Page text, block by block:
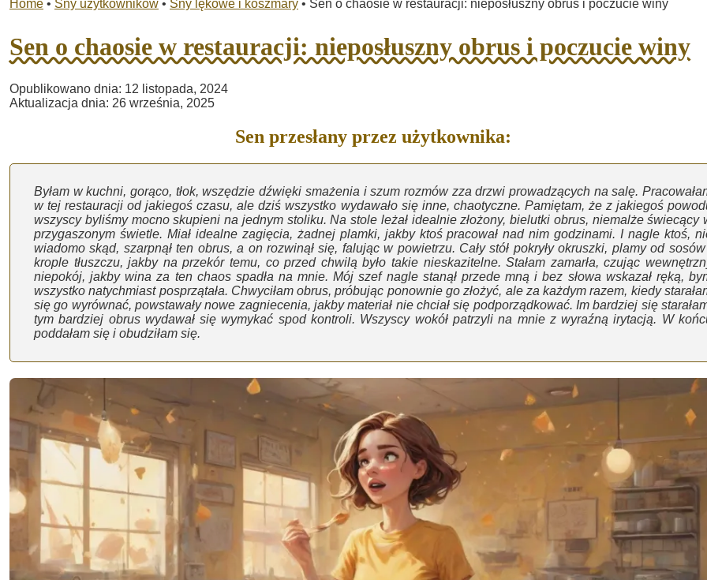
Home • Sny użytkowników • Sny lękowe i koszmary • Sen o chaosie w restauracji: nieposłuszny obrus i poczucie winy
Sen o chaosie w restauracji: nieposłuszny obrus i poczucie winy
Opublikowano dnia: 12 listopada, 2024
Aktualizacja dnia: 26 września, 2025
Sen przesłany przez użytkownika:
Byłam w kuchni, gorąco, tłok, wszędzie dźwięki smażenia i szum rozmów zza drzwi prowadzących na salę.
w tej restauracji od jakiegoś czasu, ale dziś wszystko wydawało się inne, chaotyczne. Pamiętam, że z jakiegoś
wszyscy byliśmy mocno skupieni na jednym stoliku. Na stole leżał idealnie złożony, bielutki obrus, niemalże świecący
przygaszonym świetle. Miał idealne zagięcia, żadnej plamki, jakby ktoś pracował nad nim godzinami. I nagle ktoś,
wiadomo skąd, szarpnął ten obrus, a on rozwinął się, falując w powietrzu. Cały stół pokryły okruszki, plamy od
krople tłuszczu, jakby na przekór temu, co przed chwilą było takie nieskazitelne. Stałam zamarła, czując
niepokój, jakby wina za ten chaos spadła na mnie. Mój szef nagle stanął przede mną i bez słowa wskazał ręką,
wszystko natychmiast posprzątała. Chwyciłam obrus, próbując ponownie go złożyć, ale za każdym razem, kiedy
się go wyrównać, powstawały nowe zagniecenia, jakby materiał nie chciał się podporządkować. Im bardziej się
tym bardziej obrus wydawał się wymykać spod kontroli. Wszyscy wokół patrzyli na mnie z wyraźną irytacją. W
poddałam się i obudziłam się.